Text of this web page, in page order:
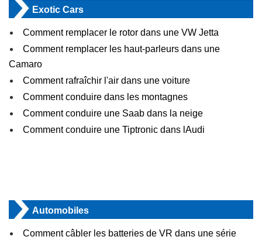
Exotic Cars
Comment remplacer le rotor dans une VW Jetta
Comment remplacer les haut-parleurs dans une
Camaro
Comment rafraîchir l'air dans une voiture
Comment conduire dans les montagnes
Comment conduire une Saab dans la neige
Comment conduire une Tiptronic dans lAudi
Automobiles
Comment câbler les batteries de VR dans une série